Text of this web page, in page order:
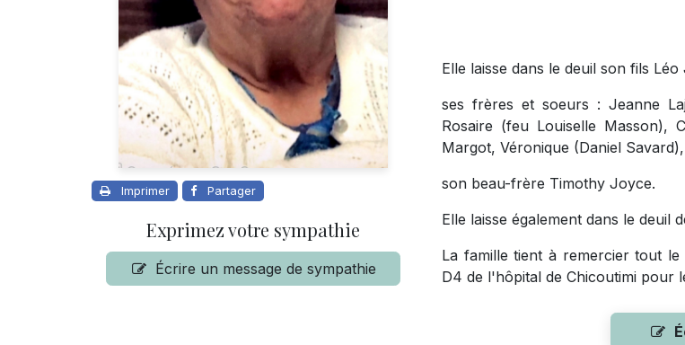
Imprimer Partager
Exprimez votre sympathie
Écrire un message de sympathie
Elle laisse dans le deuil son fils Léo
ses frères et soeurs : Jeanne
Rosaire (feu Louiselle Masson),
Margot, Véronique (Daniel
son beau-frère Timothy Joyce.
Elle laisse également dans le deuil
La famille tient à remercier tout
D4 de l'hôpital de Chicoutimi pour